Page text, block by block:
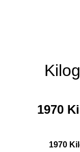
1970
1970